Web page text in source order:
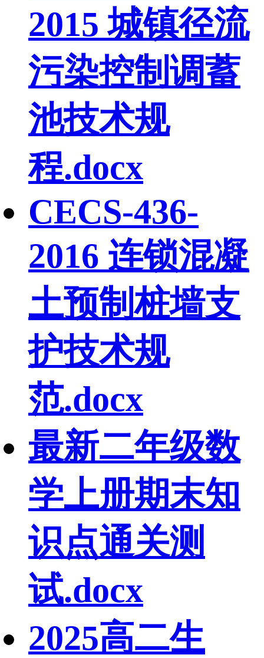
2015 城镇径流
污染控制调蓄
池技术规
程.docx
CECS-436-
2016 连锁混凝
土预制桩墙支
护技术规
范.docx
最新二年级数
学上册期末知
识点通关测
试.docx
2025高二生